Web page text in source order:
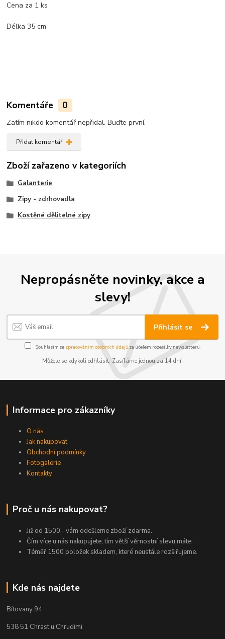
Cena za 1 ks
Délka 35 cm
Komentáře 0
Zatím nikdo komentář nepřidal. Buďte první.
Přidat komentář
Zboží zařazeno v kategoriích
Galanterie
Zipy - zdrhovadla
Kostěné dělitelné zipy
Nepropásněte novinky, akce a
slevy!
Přihlásit se
Souhlasím se zpracováním osobních údajůza účelem rozesílky newsletteru.
Můžete se kdykoli odhlásit. Zasíláme jednou za 14 dní.
Informace pro zákazníky
O nás
Jak nakupovat
Obchodní podmínky
Fotogalerie
Kontakty
Proč u nás nakupovat?
Již od 1500,- vám odešleme zboží zdarma.
Čím více u nás nakupujete, tím větší věrnostní slevu máte.
Téměř 1500 položek skladem, které neustále rozšiřujeme.
Kde nás najdete
Bítovany 94
538 51 Chrast u Chrudimi